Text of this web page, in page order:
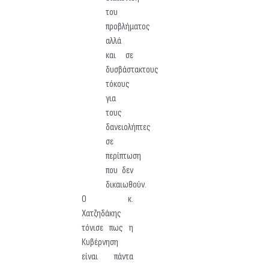
του
προβλήματος
αλλά
και σε
δυσβάστακτους
τόκους
για
τους
δανειολήπτες
σε
περίπτωση
που δεν
δικαιωθούν.
Ο κ.
Χατζηδάκης
τόνισε πως η
Κυβέρνηση
είναι πάντα